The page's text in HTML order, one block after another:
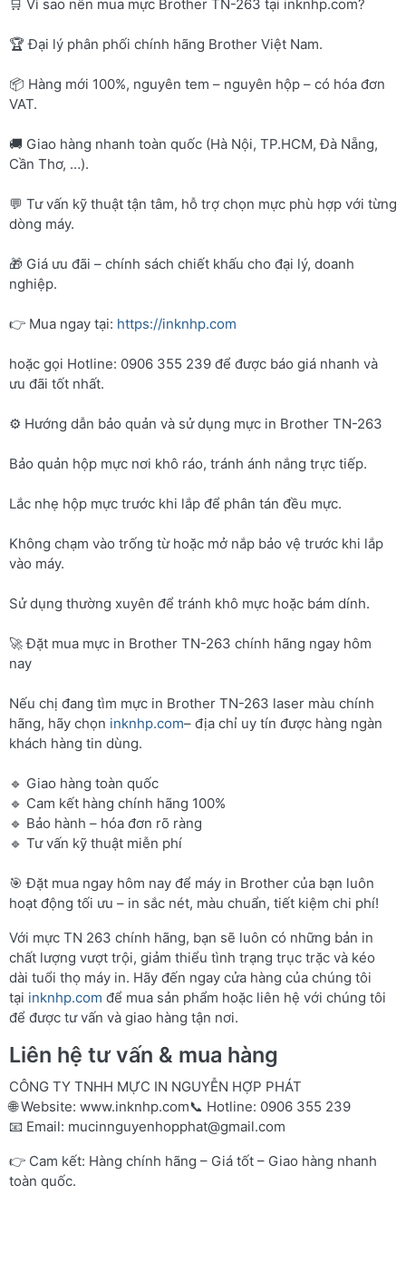
🛒 Vì sao nên mua mực Brother TN-263 tại inknhp.com?
🏆 Đại lý phân phối chính hãng Brother Việt Nam.
📦 Hàng mới 100%, nguyên tem – nguyên hộp – có hóa đơn
VAT.
🚚 Giao hàng nhanh toàn quốc (Hà Nội, TP.HCM, Đà Nẵng,
Cần Thơ, …).
💬 Tư vấn kỹ thuật tận tâm, hỗ trợ chọn mực phù hợp với từng
dòng máy.
🎁 Giá ưu đãi – chính sách chiết khấu cho đại lý, doanh
nghiệp.
👉 Mua ngay tại: https://inknhp.com
hoặc gọi Hotline: 0906 355 239 để được báo giá nhanh và
ưu đãi tốt nhất.
⚙️ Hướng dẫn bảo quản và sử dụng mực in Brother TN-263
Bảo quản hộp mực nơi khô ráo, tránh ánh nắng trực tiếp.
Lắc nhẹ hộp mực trước khi lắp để phân tán đều mực.
Không chạm vào trống từ hoặc mở nắp bảo vệ trước khi lắp
vào máy.
Sử dụng thường xuyên để tránh khô mực hoặc bám dính.
🚀 Đặt mua mực in Brother TN-263 chính hãng ngay hôm
nay
Nếu chị đang tìm mực in Brother TN-263 laser màu chính
hãng, hãy chọn inknhp.com– địa chỉ uy tín được hàng ngàn
khách hàng tin dùng.
🔹 Giao hàng toàn quốc
🔹 Cam kết hàng chính hãng 100%
🔹 Bảo hành – hóa đơn rõ ràng
🔹 Tư vấn kỹ thuật miễn phí
🎯 Đặt mua ngay hôm nay để máy in Brother của bạn luôn
hoạt động tối ưu – in sắc nét, màu chuẩn, tiết kiệm chi phí!
Với mực TN 263 chính hãng, bạn sẽ luôn có những bản in
chất lượng vượt trội, giảm thiểu tình trạng trục trặc và kéo
dài tuổi thọ máy in. Hãy đến ngay cửa hàng của chúng tôi
tại inknhp.com để mua sản phẩm hoặc liên hệ với chúng tôi
để được tư vấn và giao hàng tận nơi.
Liên hệ tư vấn & mua hàng
CÔNG TY TNHH MỰC IN NGUYỄN HỢP PHÁT
🌐 Website: www.inknhp.com📞 Hotline: 0906 355 239
📧 Email: mucinnguyenhopphat@gmail.com
👉 Cam kết: Hàng chính hãng – Giá tốt – Giao hàng nhanh
toàn quốc.